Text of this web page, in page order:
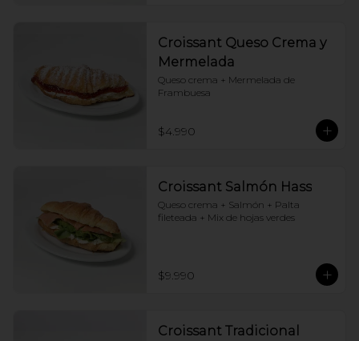
Croissant Queso Crema y
Mermelada
Queso crema + Mermelada de
Frambuesa
$4.990
Croissant Salmón Hass
Queso crema + Salmón + Palta
fileteada + Mix de hojas verdes
$9.990
Croissant Tradicional